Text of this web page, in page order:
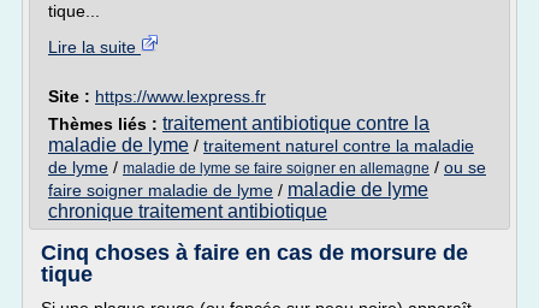
tique...
Lire la suite
Site : https://www.lexpress.fr
Thèmes liés : traitement antibiotique contre la
maladie de lyme / traitement naturel contre la maladie
de lyme / maladie de lyme se faire soigner en allemagne / ou se
faire soigner maladie de lyme / maladie de lyme
chronique traitement antibiotique
Cinq choses à faire en cas de morsure de
tique